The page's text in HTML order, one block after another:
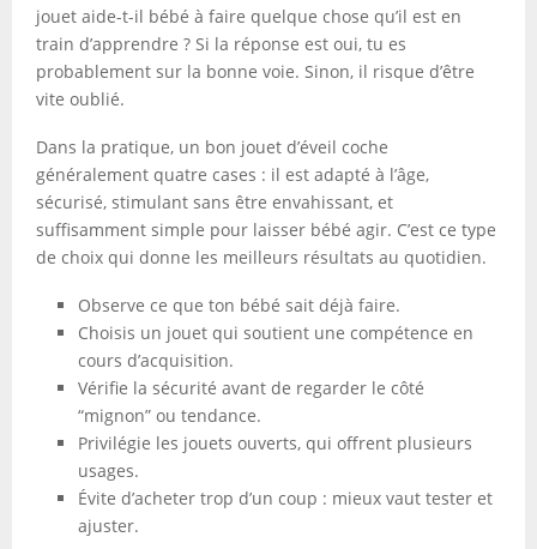
jouet aide-t-il bébé à faire quelque chose qu’il est en
train d’apprendre ? Si la réponse est oui, tu es
probablement sur la bonne voie. Sinon, il risque d’être
vite oublié.
Dans la pratique, un bon jouet d’éveil coche
généralement quatre cases : il est adapté à l’âge,
sécurisé, stimulant sans être envahissant, et
suffisamment simple pour laisser bébé agir. C’est ce type
de choix qui donne les meilleurs résultats au quotidien.
Observe ce que ton bébé sait déjà faire.
Choisis un jouet qui soutient une compétence en
cours d’acquisition.
Vérifie la sécurité avant de regarder le côté
“mignon” ou tendance.
Privilégie les jouets ouverts, qui offrent plusieurs
usages.
Évite d’acheter trop d’un coup : mieux vaut tester et
ajuster.